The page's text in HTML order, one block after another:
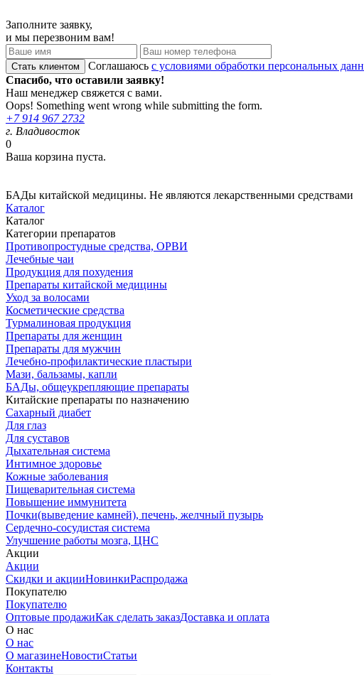
Заполните заявку,
и мы перезвоним вам!
Соглашаюсь с условиями обработки персональных
Спасибо, что оставили заявку!
Наш менеджер свяжется с вами.
Oops! Something went wrong while submitting the form.
+7 914 967 2732
г. Владивосток
0
Ваша корзина пуста.
БАДы китайской медицины. Не являются лекарственными средствами
Каталог
Каталог
Категории препаратов
Противопростудные средства, ОРВИ
Лечебные чаи
Продукция для похудения
Препараты китайской медицины
Уход за волосами
Косметические средства
Турмалиновая продукция
Препараты для женщин
Препараты для мужчин
Лечебно-профилактические пластыри
Мази, бальзамы, капли
БАДы, общеукрепляющие препараты
Китайские препараты по назначению
Cахарный диабет
Для глаз
Для суставов
Дыхательная система
Интимное здоровье
Кожные заболевания
Пищеварительная система
Повышение иммунитета
Почки(выведение камней), печень, желчный пузырь
Сердечно-сосудистая система
Улучшение работы мозга, ЦНС
Акции
Акции
Скидки и акцииНовинкиРаспродажа
Покупателю
Покупателю
Оптовые продажиКак сделать заказДоставка и оплата
О нас
О нас
О магазинеНовостиСтатьи
Контакты